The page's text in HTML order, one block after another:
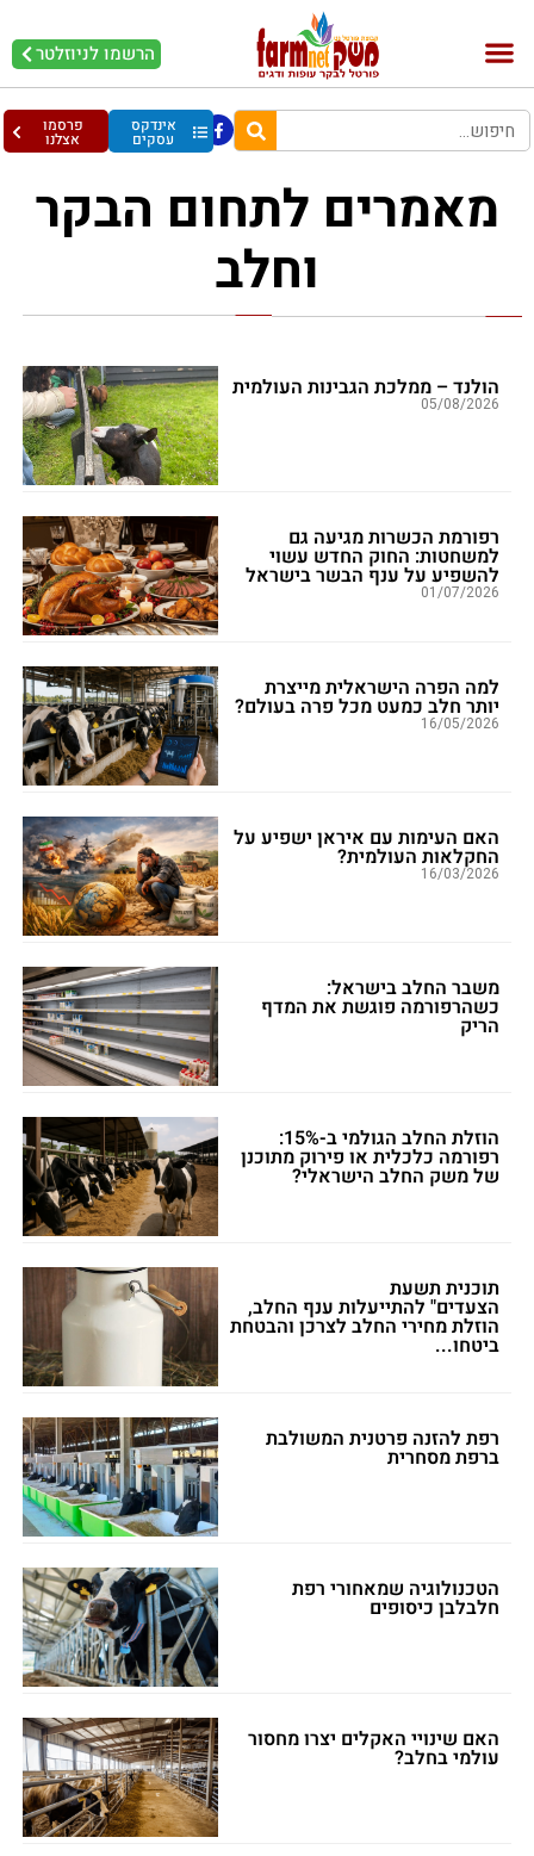
הרשמו לניוזלטר
אינדקס
עסקים
פרסמו
אצלנו
מאמרים לתחום הבקר
וחלב
הולנד – ממלכת הגבינות העולמית
05/08/2026
רפורמת הכשרות מגיעה גם
למשחטות: החוק החדש עשוי
להשפיע על ענף הבשר בישראל
01/07/2026
למה הפרה הישראלית מייצרת
יותר חלב כמעט מכל פרה בעולם?
16/05/2026
האם העימות עם איראן ישפיע על
החקלאות העולמית?
16/03/2026
משבר החלב בישראל:
כשהרפורמה פוגשת את המדף
הריק
הוזלת החלב הגולמי ב-15%:
רפורמה כלכלית או פירוק מתוכנן
של משק החלב הישראלי?
תוכנית תשעת
הצעדים" להתייעלות ענף החלב,
הוזלת מחירי החלב לצרכן והבטחת
ביטחו...
רפת להזנה פרטנית המשולבת
ברפת מסחרית
הטכנולוגיה שמאחורי רפת
חלבלבן כיסופים
האם שינויי האקלים יצרו מחסור
עולמי בחלב?